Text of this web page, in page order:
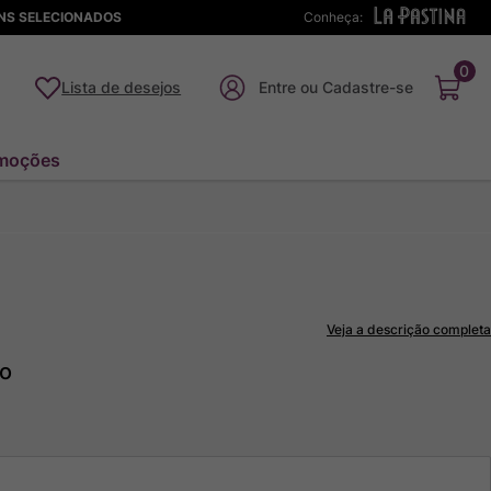
Conheça:
SELECIONADOS
Lista de desejos
0
Veja a descrição completa